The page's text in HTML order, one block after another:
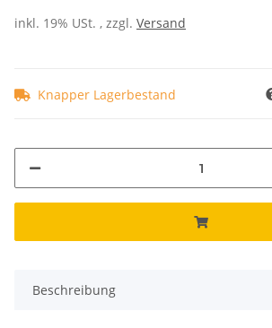
inkl. 19% USt. , zzgl. Versand
Knapper Lagerbestand
Beschreibung